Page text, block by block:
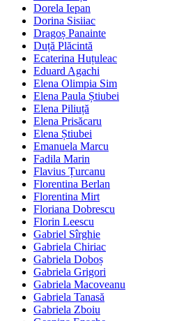
Dorela Iepan
Dorina Sisiiac
Dragoș Panainte
Duță Plăcintă
Ecaterina Huțuleac
Eduard Agachi
Elena Olimpia Sim
Elena Paula Știubei
Elena Piliuță
Elena Prisăcaru
Elena Știubei
Emanuela Marcu
Fadila Marin
Flavius Țurcanu
Florentina Berlan
Florentina Mirt
Floriana Dobrescu
Florin Leescu
Gabriel Sîrghie
Gabriela Chiriac
Gabriela Doboș
Gabriela Grigori
Gabriela Macoveanu
Gabriela Tanasă
Gabriela Zboiu